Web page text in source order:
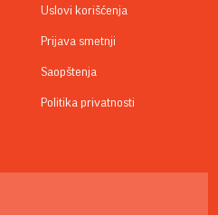
Uslovi korišćenja
Prijava smetnji
Saopštenja
Politika privatnosti